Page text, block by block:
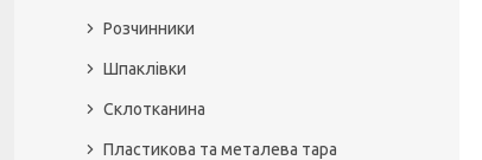
Розчинники
Шпаклівки
Склотканина
Пластикова та металева тара